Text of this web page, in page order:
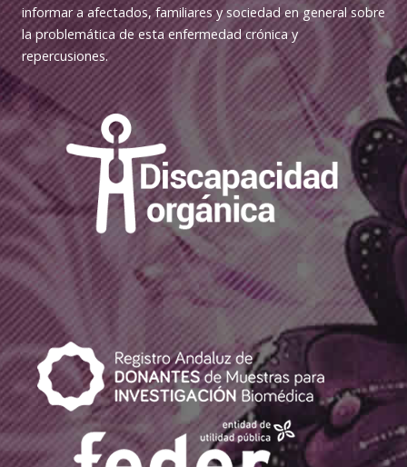
informar a afectados, familiares y sociedad en general sobre
la problemática de esta enfermedad crónica y
repercusiones.